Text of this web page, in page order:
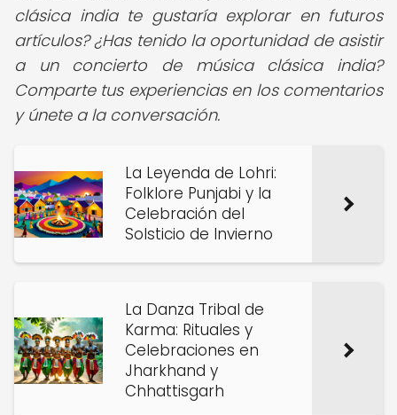
clásica india te gustaría explorar en futuros
artículos? ¿Has tenido la oportunidad de asistir
a un concierto de música clásica india?
Comparte tus experiencias en los comentarios
y únete a la conversación.
La Leyenda de Lohri:
Folklore Punjabi y la
Celebración del
Solsticio de Invierno
La Danza Tribal de
Karma: Rituales y
Celebraciones en
Jharkhand y
Chhattisgarh